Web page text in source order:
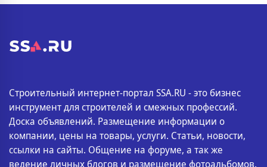
Строительный интернет-портал SSA.RU - это бизнес
инструмент для строителей и смежных профессий.
Доска объявлений. Размещение информации о
компании, цены на товары, услуги. Статьи, новости,
ссылки на сайты. Общение на форуме, а так же
ведение личных блогов и размещение фотоальбомов.